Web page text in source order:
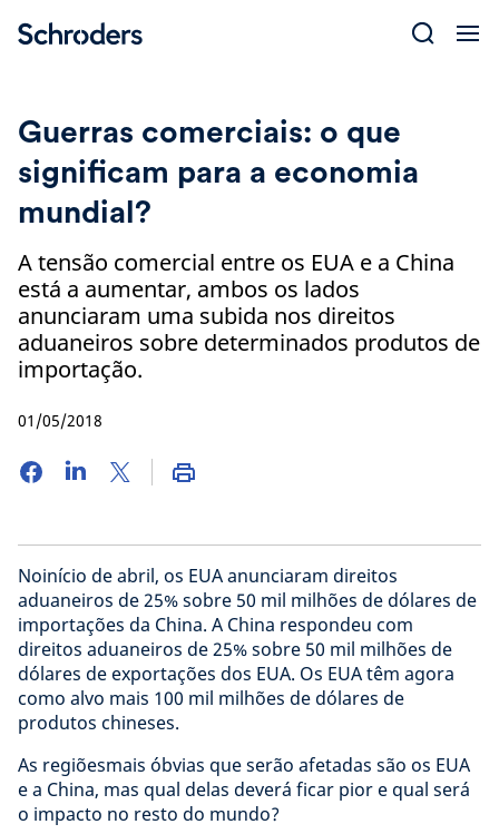
Guerras comerciais: o que
significam para a economia
mundial?
A tensão comercial entre os EUA e a China
está a aumentar, ambos os lados
anunciaram uma subida nos direitos
aduaneiros sobre determinados produtos de
importação.
01/05/2018
Noinício de abril, os EUA anunciaram direitos
aduaneiros de 25% sobre 50 mil milhões de dólares de
importações da China. A China respondeu com
direitos aduaneiros de 25% sobre 50 mil milhões de
dólares de exportações dos EUA. Os EUA têm agora
como alvo mais 100 mil milhões de dólares de
produtos chineses.
As regiõesmais óbvias que serão afetadas são os EUA
e a China, mas qual delas deverá ficar pior e qual será
o impacto no resto do mundo?